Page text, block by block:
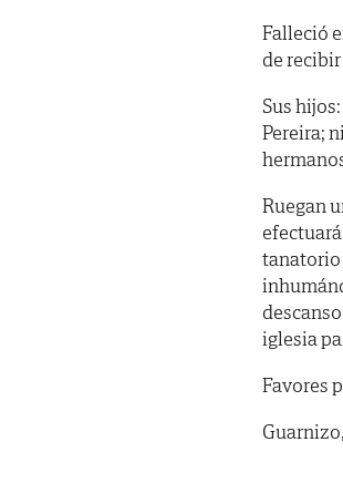
Falleció
de
Sus
Pereira;
Ruegan
efectuará
tanatorio
iglesia
Favores